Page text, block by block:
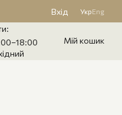
Вхід УкрEng
Мій кошик